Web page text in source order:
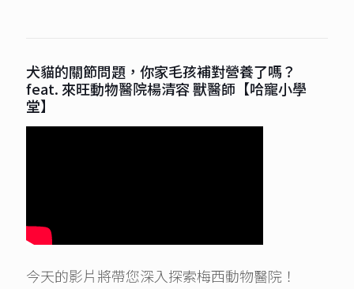
犬貓的關節問題，你家毛孩補對營養了嗎？
feat. 來旺動物醫院楊清容 獸醫師【哈寵小學
堂】
今天的影片將帶您深入探索梅西動物醫院！